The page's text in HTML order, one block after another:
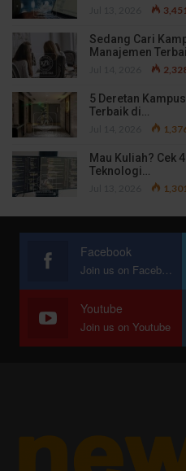
Sedang Cari
Manajemen
5 Deretan
Terbaik di…
Mau Kuliah? Cek
Teknologi…
Facebook
Join us on Facebook
Youtube
Join us on Youtube